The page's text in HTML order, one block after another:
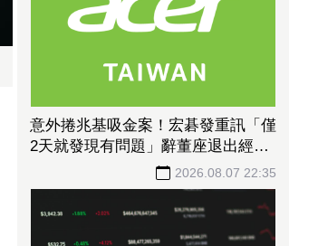
意外捲兆基吸金案！宏碁發重訊「僅
2天就發現有問題」辭董座退出經
營：內部存在管理缺失2026.08.07 22:35